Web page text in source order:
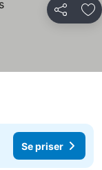
Dela
Se priser